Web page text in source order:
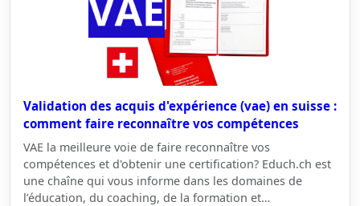
Validation des acquis d'expérience (vae) en suisse :
comment faire reconnaître vos compétences
VAE la meilleure voie de faire reconnaître vos
compétences et d'obtenir une certification? Educh.ch est
une chaîne qui vous informe dans les domaines de
l’éducation, du coaching, de la formation et…